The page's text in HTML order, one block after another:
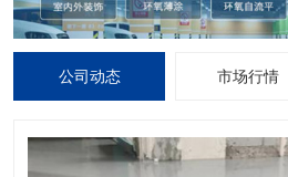
公司动态 市场行情